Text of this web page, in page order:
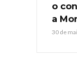
o
a
30 de